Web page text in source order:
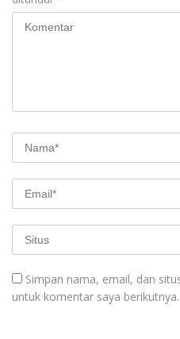
Simpan nama, email, dan
untuk komentar saya berikutnya.